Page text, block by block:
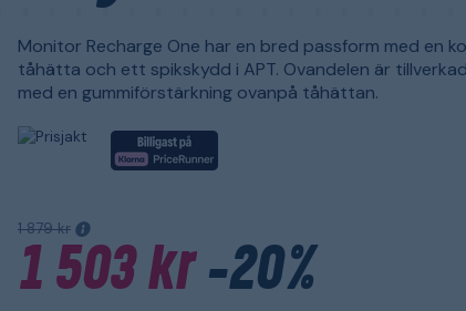
Monitor Recharge One har en bred passform med en
tåhätta och ett spikskydd i APT. Ovandelen är
med en gummiförstärkning ovanpå tåhättan.
1 879 kr
1 503 kr-20%